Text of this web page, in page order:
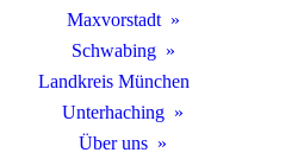
Maxvorstadt
Schwabing
Landkreis München
Unterhaching
Über uns